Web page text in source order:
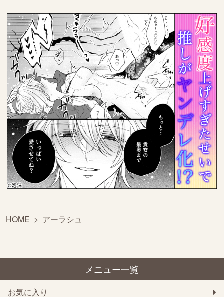
HOME > アーラシュ
メニュー一覧
お気に入り